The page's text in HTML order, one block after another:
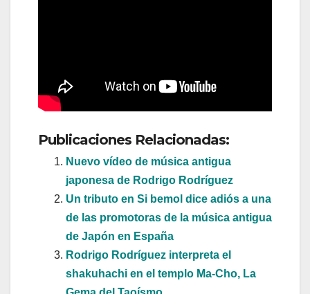
Publicaciones Relacionadas:
Nuevo vídeo de música antigua
japonesa de Rodrigo Rodríguez
Un tributo en Si bemol dice adiós a una
de las promotoras de la música antigua
de Japón en España
Rodrigo Rodríguez interpreta el
shakuhachi en el templo Ma-Cho, La